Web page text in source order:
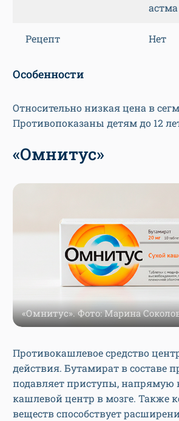
астма
Рецепт Нет
Особенности
Относительно низкая цена в
Противопоказаны детям до 12
«Омнитус»
«Омнитус». Фото: Марина
Противокашлевое средство
действия. Бутамират в составе
подавляет приступы, напрямую
кашлевой центр в мозге. Также
веществ способствует